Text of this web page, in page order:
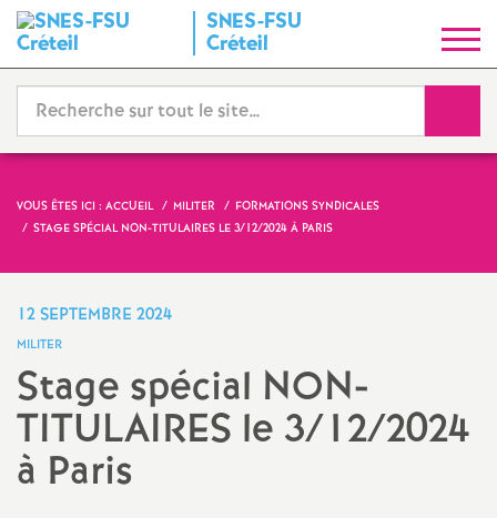
SNES-FSU
Créteil
y
n
d
i
a
t
VOUS ÊTES ICI : ACCUEIL MILITER
FORMATIONS SYNDICALES
STAGE SPÉCIAL NON-TITULAIRES LE 3/12/2024 À PARIS
12 SEPTEMBRE 2024
MILITER
Stage spécial NON-
TITULAIRES le 3/12/2024
à Paris